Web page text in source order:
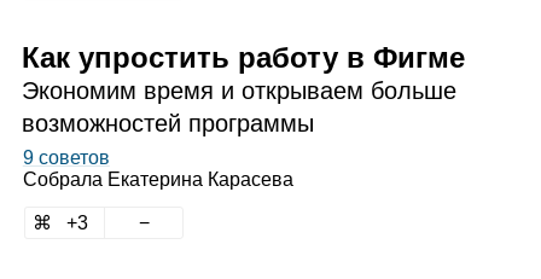
Как упростить работу в Фигме
Экономим время и открываем больше
возможностей программы
9 советов
Собрала Екатерина Карасева
3